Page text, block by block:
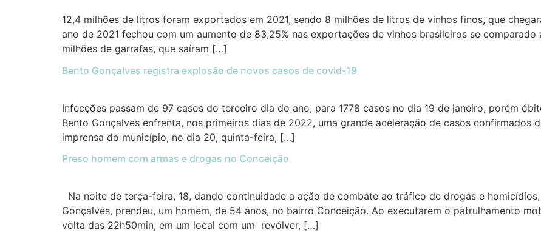
12,4 milhões de litros foram exportados em 2021, sendo 8 milhões de litros de vinhos finos, que
ano de 2021 fechou com um aumento de 83,25% nas exportações de vinhos brasileiros se comparado
milhões de garrafas, que saíram […]
Bento Gonçalves registra explosão de novos casos de covid-19
Infecções passam de 97 casos do terceiro dia do ano, para 1778 casos no dia 19 de janeiro, porém
Bento Gonçalves enfrenta, nos primeiros dias de 2022, uma grande aceleração de casos confirmados
imprensa do município, no dia 20, quinta-feira, […]
Preso homem com armas e drogas no Conceição
Na noite de terça-feira, 18, dando continuidade a ação de combate ao tráfico de drogas e
Gonçalves, prendeu, um homem, de 54 anos, no bairro Conceição. Ao executarem o patrulhamento
volta das 22h50min, em um local com um revólver, […]